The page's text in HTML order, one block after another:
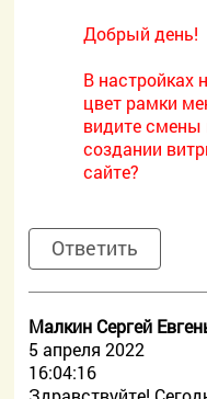
Добрый день!
В настройках
цвет рамки
видите смены
создании
сайте?
Ответить
Малкин Сергей
5 апреля 2022
16:04:16